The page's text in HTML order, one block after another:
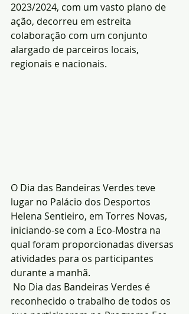
2023/2024, com um vasto plano de
ação, decorreu em estreita
colaboração com um conjunto
alargado de parceiros locais,
regionais e nacionais.
O Dia das Bandeiras Verdes teve
lugar no Palácio dos Desportos
Helena Sentieiro, em Torres Novas,
iniciando-se com a Eco-Mostra na
qual foram proporcionadas diversas
atividades para os participantes
durante a manhã.
No Dia das Bandeiras Verdes é
reconhecido o trabalho de todos os